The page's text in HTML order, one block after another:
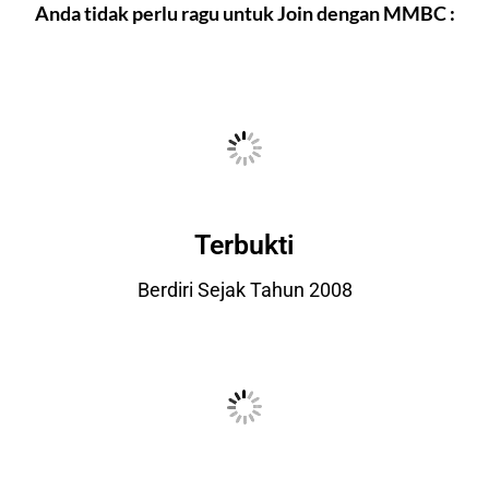
Anda tidak perlu ragu untuk Join dengan MMBC :
Terbukti
Berdiri Sejak Tahun 2008